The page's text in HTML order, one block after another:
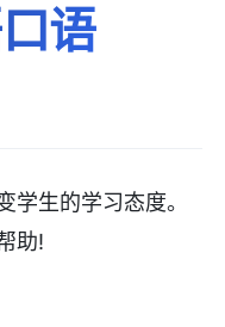
语
生的学习态度。
助!